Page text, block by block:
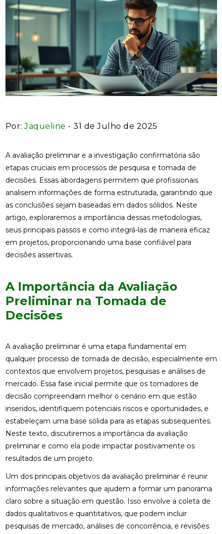
Por:Jaqueline - 31 de Julho de 2025
A avaliação preliminar e a investigação confirmatória são
etapas cruciais em processos de pesquisa e tomada de
decisões. Essas abordagens permitem que profissionais
analisem informações de forma estruturada, garantindo que
as conclusões sejam baseadas em dados sólidos. Neste
artigo, exploraremos a importância dessas metodologias,
seus principais passos e como integrá-las de maneira eficaz
em projetos, proporcionando uma base confiável para
decisões assertivas.
A Importância da Avaliação
Preliminar na Tomada de
Decisões
A avaliação preliminar é uma etapa fundamental em
qualquer processo de tomada de decisão, especialmente em
contextos que envolvem projetos, pesquisas e análises de
mercado. Essa fase inicial permite que os tomadores de
decisão compreendam melhor o cenário em que estão
inseridos, identifiquem potenciais riscos e oportunidades, e
estabeleçam uma base sólida para as etapas subsequentes.
Neste texto, discutiremos a importância da avaliação
preliminar e como ela pode impactar positivamente os
resultados de um projeto.
Um dos principais objetivos da avaliação preliminar é reunir
informações relevantes que ajudem a formar um panorama
claro sobre a situação em questão. Isso envolve a coleta de
dados qualitativos e quantitativos, que podem incluir
pesquisas de mercado, análises de concorrência, e revisões